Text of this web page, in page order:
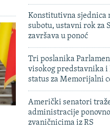
Konstitutivna sjednica
subotu, ustavni rok za
završava u ponoć
Tri poslanika
visokog predstavnika i
status za Memorijalni
Američki senatori
administracije
zvaničnicima iz RS